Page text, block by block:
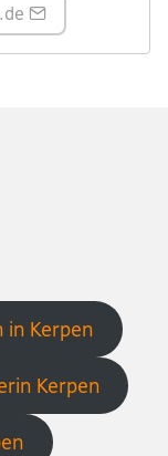
in Kerpen
Kerpen